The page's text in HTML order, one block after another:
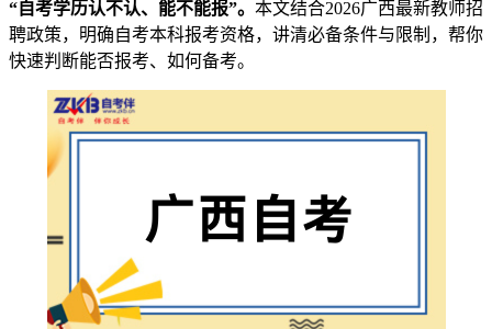
“自考学历认不认、能不能报”。 本文结合2026广西最新教师招
聘政策，明确自考本科报考资格，讲清必备条件与限制，帮你
快速判断能否报考、如何备考。